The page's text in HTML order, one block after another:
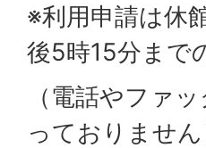
※利用申請は休
後5時15分まで
（電話やファ
っておりません